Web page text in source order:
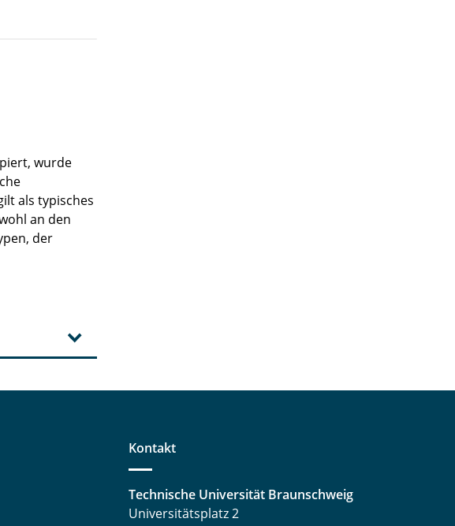
wurde
als typisches
an den
der
Kontakt
Technische Universität Braunschweig
Universitätsplatz 2